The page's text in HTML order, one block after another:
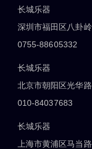
长城乐器
深圳市福田区八卦
0755-88605332
长城乐器
北京市朝阳区光华
010-84037683
长城乐器
上海市黄浦区马当